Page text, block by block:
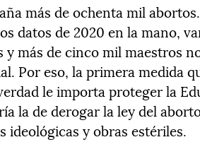
más de ochenta mil
datos de 2020 en la mano,
más de cinco mil maestros
Por eso, la primera medida
le importa proteger la
la de derogar la ley del
ideológicas y obras estériles.